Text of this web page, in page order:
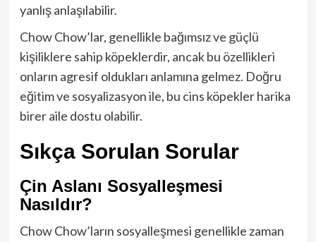
yanlış anlaşılabilir.
Chow Chow’lar, genellikle bağımsız ve güçlü
kişiliklere sahip köpeklerdir, ancak bu özellikleri
onların agresif oldukları anlamına gelmez. Doğru
eğitim ve sosyalizasyon ile, bu cins köpekler harika
birer aile dostu olabilir.
Sıkça Sorulan Sorular
Çin Aslanı Sosyalleşmesi
Nasıldır?
Chow Chow’ların sosyalleşmesi genellikle zaman